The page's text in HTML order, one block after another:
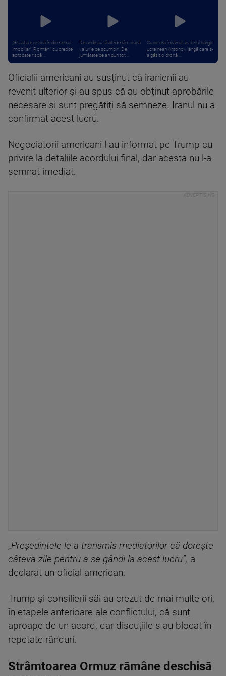
„Situația e critică în domeniul
imobiliar”. Românii cu credite
aprobate riscă ...
De unde au tăiat românii după
valurile de scumpiri. De
jumătate de an pun tot ...
Cu ce era încărcat avionul cargo
ucrainean Antonov lângă care s-
a găsit o dronă ...
Oficialii americani au susținut că iranienii au
revenit ulterior și au spus că au obținut aprobările
necesare și sunt pregătiți să semneze. Iranul nu a
confirmat acest lucru.
Negociatorii americani l-au informat pe Trump cu
privire la detaliile acordului final, dar acesta nu l-a
semnat imediat.
„Președintele le-a transmis mediatorilor că dorește
câteva zile pentru a se gândi la acest lucru”, a
declarat un oficial american.
Trump și consilierii săi au crezut de mai multe ori,
în etapele anterioare ale conflictului, că sunt
aproape de un acord, dar discuțiile s-au blocat în
repetate rânduri.
Strâmtoarea Ormuz rămâne deschisă